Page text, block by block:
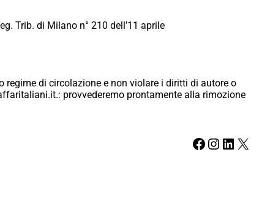
Trib. di Milano n° 210 dell’11 aprile
di circolazione e non violare i diritti di autore o
provvederemo prontamente alla rimozione
Facebook Instagram LinkedIn X